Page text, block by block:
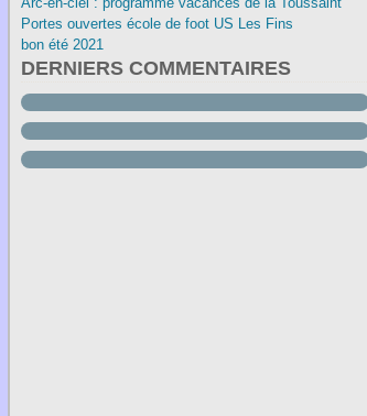
Portes ouvertes école de foot US Les Fins
bon été 2021
DERNIERS COMMENTAIRES